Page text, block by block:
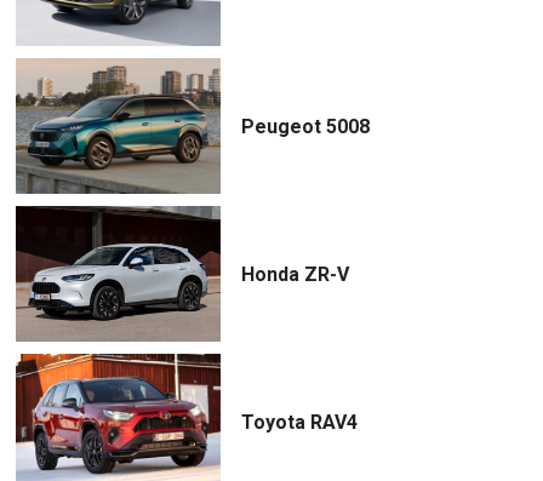
Peugeot 5008
Honda ZR-V
Toyota RAV4